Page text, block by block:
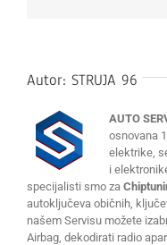
Autor: STRUJA 96
AUTO
osnovana
elektrike,
i
specijalisti smo za
autoključeva običnih,
našem Servisu možete
Airbag, dekodirati radio